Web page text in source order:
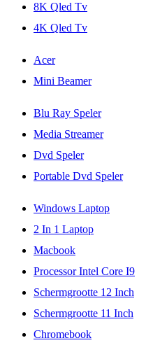
8K Qled Tv
4K Qled Tv
Acer
Mini Beamer
Blu Ray Speler
Media Streamer
Dvd Speler
Portable Dvd Speler
Windows Laptop
2 In 1 Laptop
Macbook
Processor Intel Core I9
Schermgrootte 12 Inch
Schermgrootte 11 Inch
Chromebook